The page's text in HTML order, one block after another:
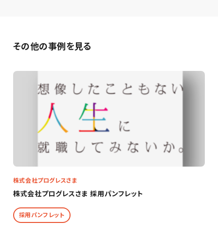
その他の事例を見る
株式会社プログレスさま
株式会社プログレスさま 採用パンフレット
採用パンフレット